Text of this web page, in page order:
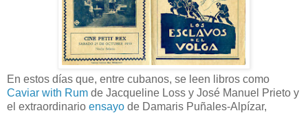
En estos días que, entre cubanos, se leen libros como
Caviar with Rum de Jacqueline Loss y José Manuel Prieto y
el extraordinario ensayo de Damaris Puñales-Alpízar,